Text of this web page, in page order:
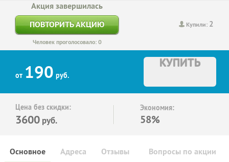
Купили: 2
Акция завершилась
ПОВТОРИТЬ АКЦИЮ
Человек проголосовало: 0
от 190 руб.
КУПИТЬ
Цена без скидки:
3600 руб.
Экономия:
58%
Основное Отзывы Вопросы по акции
Адреса